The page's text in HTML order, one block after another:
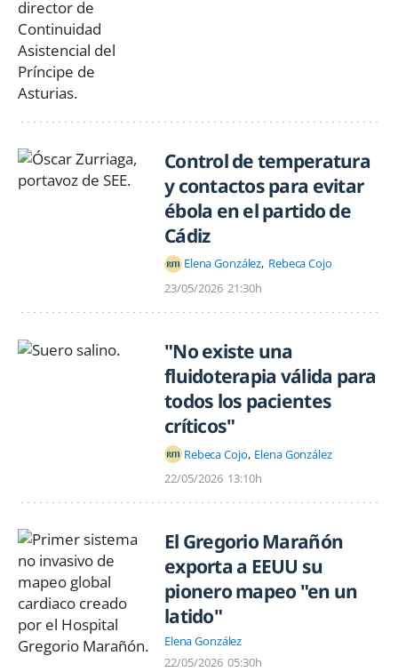
Control de temperatura
y contactos para evitar
ébola en el partido de
Cádiz
Elena González Rebeca Cojo
23/05/2026 21:30h
"No existe una
fluidoterapia válida para
todos los pacientes
críticos"
Rebeca Cojo Elena González
22/05/2026 13:10h
El Gregorio Marañón
exporta a EEUU su
pionero mapeo "en un
latido"
Elena González
22/05/2026 05:30h